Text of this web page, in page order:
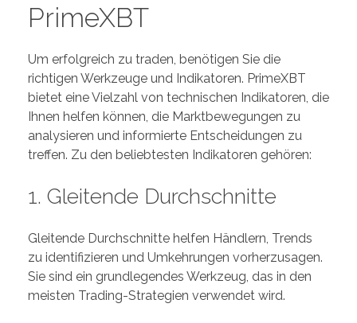
PrimeXBT
Um erfolgreich zu traden, benötigen Sie die
richtigen Werkzeuge und Indikatoren. PrimeXBT
bietet eine Vielzahl von technischen Indikatoren, die
Ihnen helfen können, die Marktbewegungen zu
analysieren und informierte Entscheidungen zu
treffen. Zu den beliebtesten Indikatoren gehören:
1. Gleitende Durchschnitte
Gleitende Durchschnitte helfen Händlern, Trends
zu identifizieren und Umkehrungen vorherzusagen.
Sie sind ein grundlegendes Werkzeug, das in den
meisten Trading-Strategien verwendet wird.